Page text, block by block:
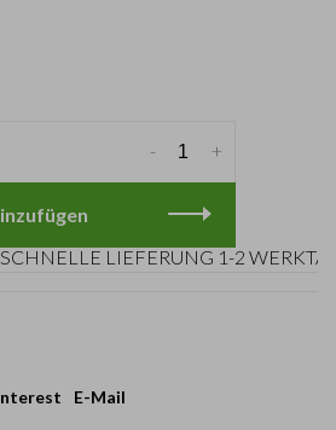
+
-
LIEFERUNG 1-2 WERKTAGE
E-Mail